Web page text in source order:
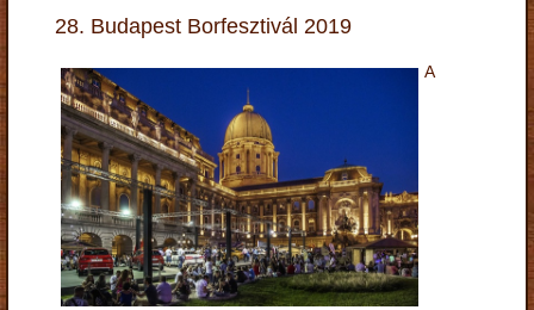
28. Budapest Borfesztivál 2019
A